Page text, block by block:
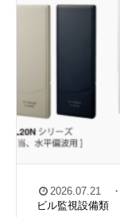
2026.07.21 ・
ビル監視設備類